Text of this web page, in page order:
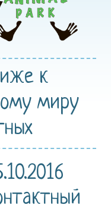
к
миру